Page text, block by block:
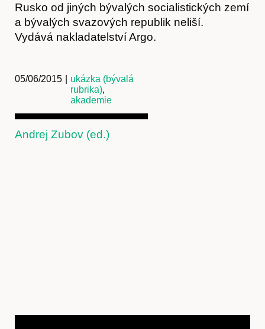
Rusko od jiných bývalých socialistických zemí
a bývalých svazových republik neliší.
Vydává nakladatelství Argo.
05/06/2015
ukázka (bývalá
rubrika),
akademie
Andrej Zubov (ed.)